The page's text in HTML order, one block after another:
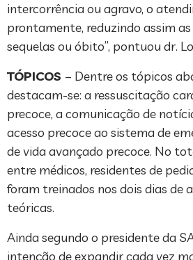
intercorrência ou agravo, o
prontamente, reduzindo assim
sequelas ou óbito”, pontuou dr.
TÓPICOS – Dentre os tópicos
destacam-se: a ressuscitação
precoce, a comunicação de
acesso precoce ao sistema de
de vida avançado precoce. No
entre médicos, residentes de
foram treinados nos dois dias de
teóricas.
Ainda segundo o presidente da
intenção de expandir cada vez